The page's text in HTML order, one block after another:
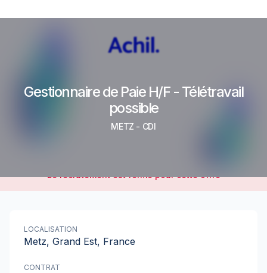
Gestionnaire de Paie H/F - Télétravail
possible
METZ - CDI
Le recrutement est fermé pour cette offre
LOCALISATION
Metz, Grand Est, France
CONTRAT